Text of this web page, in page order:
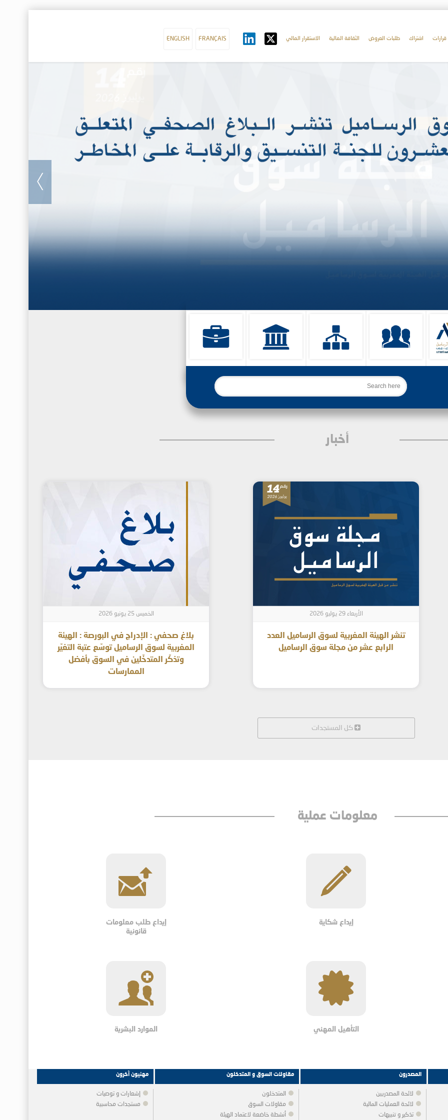
قرارات اشتراك طلبات العروض الثقافة المالية الاستقرار المالي FRANÇAIS
ENGLISH
أخبار
الأربعاء 29 يوليو 2026
تنشر الهيئة المغربية لسوق الرساميل العدد
الرابع عشر من مجلة سوق الرساميل
الخميس 25 يونيو 2026
بلاغ صحفي : الإدراج في البورصة : الهيئة
المغربية لسوق الرساميل توسّع عتبة التغيّر
وتذكّر المتدخّلين في السوق بأفضل
الممارسات
كل المستجدات
معلومات عملية
إيداع شكاية
إيداع طلب معلومات
قانونية
التأهيل المهني الموارد البشرية
المصدرون
لائحة المصدريين
لائحة العمليات المالية
تذكير و تنبيهات
مقاولات السوق و المتدخلون
المتدخلون
مقاولات السوق
أنشطة خاضعة لاعتماد الهيئة
مهنيون آخرون
إشعارات و توصيات
مستجدات محاسبية